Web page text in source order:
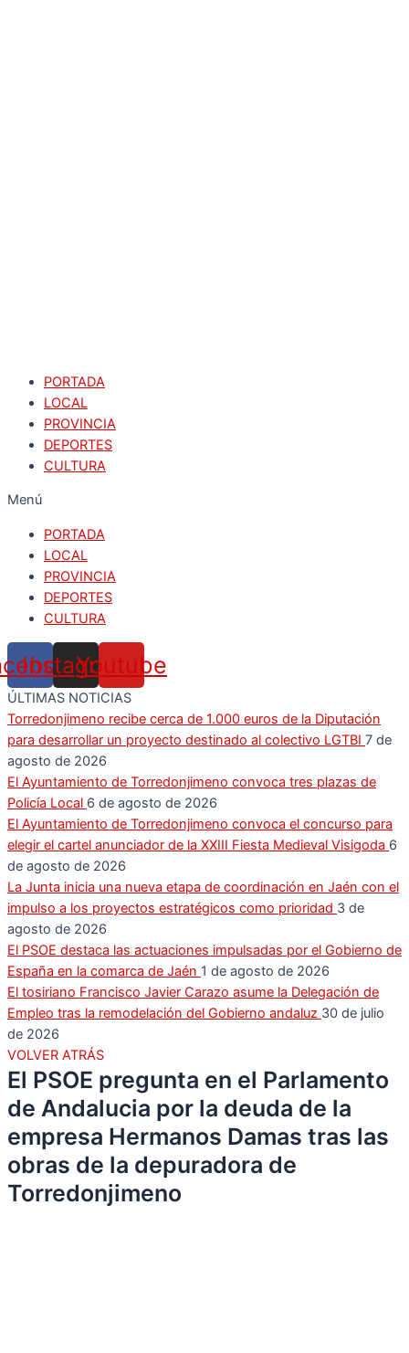
PORTADA
LOCAL
PROVINCIA
DEPORTES
CULTURA
Menú
PORTADA
LOCAL
PROVINCIA
DEPORTES
CULTURA
Instagram
Youtube
ÚLTIMAS NOTICIAS
Torredonjimeno recibe cerca de 1.000 euros de la Diputación
para desarrollar un proyecto destinado al colectivo LGTBI 7 de
agosto de 2026
El Ayuntamiento de Torredonjimeno convoca tres plazas de
Policía Local 6 de agosto de 2026
El Ayuntamiento de Torredonjimeno convoca el concurso para
elegir el cartel anunciador de la XXIII Fiesta Medieval Visigoda 6
de agosto de 2026
La Junta inicia una nueva etapa de coordinación en Jaén con el
impulso a los proyectos estratégicos como prioridad 3 de
agosto de 2026
El PSOE destaca las actuaciones impulsadas por el Gobierno de
España en la comarca de Jaén 1 de agosto de 2026
El tosiriano Francisco Javier Carazo asume la Delegación de
Empleo tras la remodelación del Gobierno andaluz 30 de julio
de 2026
VOLVER ATRÁS
El PSOE pregunta en el Parlamento
de Andalucia por la deuda de la
empresa Hermanos Damas tras las
obras de la depuradora de
Torredonjimeno